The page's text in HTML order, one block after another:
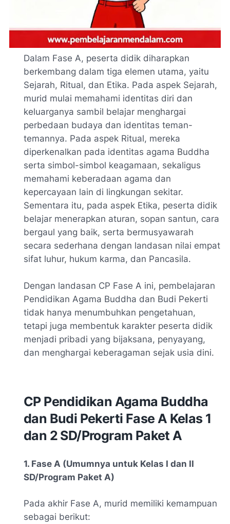
Dalam Fase A, peserta didik diharapkan
berkembang dalam tiga elemen utama, yaitu
Sejarah, Ritual, dan Etika. Pada aspek Sejarah,
murid mulai memahami identitas diri dan
keluarganya sambil belajar menghargai
perbedaan budaya dan identitas teman-
temannya. Pada aspek Ritual, mereka
diperkenalkan pada identitas agama Buddha
serta simbol-simbol keagamaan, sekaligus
memahami keberadaan agama dan
kepercayaan lain di lingkungan sekitar.
Sementara itu, pada aspek Etika, peserta didik
belajar menerapkan aturan, sopan santun, cara
bergaul yang baik, serta bermusyawarah
secara sederhana dengan landasan nilai empat
sifat luhur, hukum karma, dan Pancasila.
Dengan landasan CP Fase A ini, pembelajaran
Pendidikan Agama Buddha dan Budi Pekerti
tidak hanya menumbuhkan pengetahuan,
tetapi juga membentuk karakter peserta didik
menjadi pribadi yang bijaksana, penyayang,
dan menghargai keberagaman sejak usia dini.
CP Pendidikan Agama Buddha
dan Budi Pekerti Fase A Kelas 1
dan 2 SD/Program Paket A
1. Fase A (Umumnya untuk Kelas I dan II
SD/Program Paket A)
Pada akhir Fase A, murid memiliki kemampuan
sebagai berikut: